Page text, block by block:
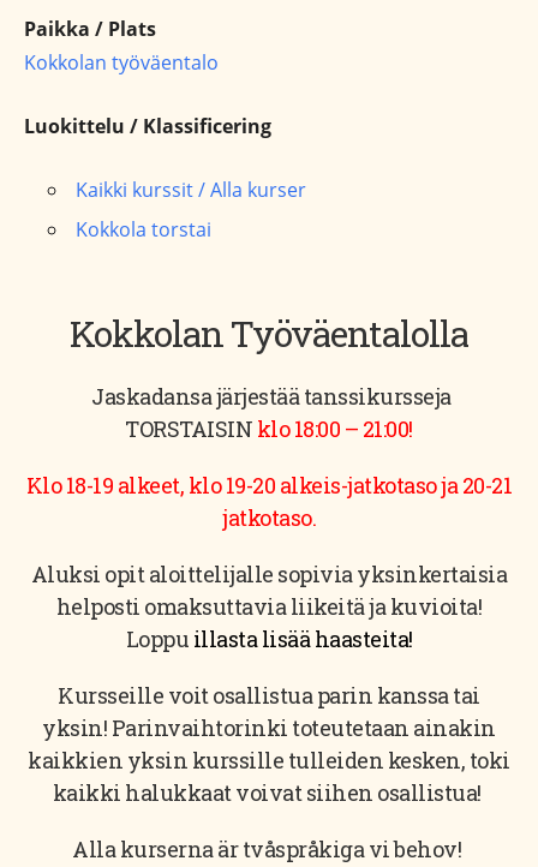
Paikka / Plats
Kokkolan työväentalo
Luokittelu / Klassificering
Kaikki kurssit / Alla kurser
Kokkola torstai
Kokkolan Työväentalolla
Jaskadansa järjestää tanssikursseja
TORSTAISIN klo 18:00 – 21:00!
Klo 18-19 alkeet, klo 19-20 alkeis-jatkotaso ja 20-21
jatkotaso.
Aluksi opit aloittelijalle sopivia yksinkertaisia
helposti omaksuttavia liikeitä ja kuvioita!
Loppu illasta lisää haasteita!
Kursseille voit osallistua parin kanssa tai
yksin! Parinvaihtorinki toteutetaan ainakin
kaikkien yksin kurssille tulleiden kesken, toki
kaikki halukkaat voivat siihen osallistua!
Alla kurserna är tvåspråkiga vi behov!